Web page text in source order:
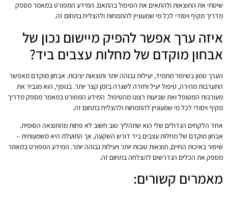
שיטתי את התוצאות ולהתאים את הטיפול בהתאם. המידע המפורט במאמר מספק
מדריך מקיף ויסודי לכל מי שמעוניין להתמחות ולהצליח בתחום זה.
איזה ערך אפשר להפיק מיישום נכון של
אבחון מוקדם של מחלות עצבים ביד?
הערך טמון בשיפור מתמיד, יעילות גבוהה יותר ותוצאות יציבות. אבחון מוקדם מאפשר
התערבות מהירה, טיפול יעיל וחזרה לשגרה בזמן קצר יותר. בנוסף, הוא מגביר את
מעורבות המטופל ואת שביעות רצונו מהטיפול. המידע המפורט במאמר מספק מדריך
מקיף ויסודי לכל מי שמעוניין להתמחות ולהצליח בתחום זה.
אחד הלקחים הגדולים שלי הוא שתהליך טוב חשוב לא פחות מהתוצאה הסופית.
אבחון מוקדם של מחלות עצבים ביד דורש השקעה, אך התועלת היא משמעותית –
שיפור באיכות החיים, תוצאות טובות יותר ויעילות גבוהה יותר. המידע המפורט במאמר
מספק את הכלים הנדרשים להצלחה בתחום זה.
מאמרים קשורים: